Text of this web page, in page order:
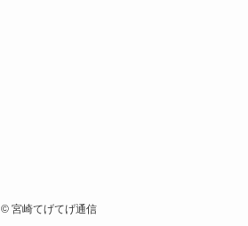
© 宮崎てげてげ通信